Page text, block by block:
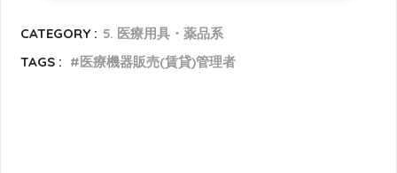
CATEGORY : 5. 医療用具・薬品系
TAGS :
医療機器販売(賃貸)管理者